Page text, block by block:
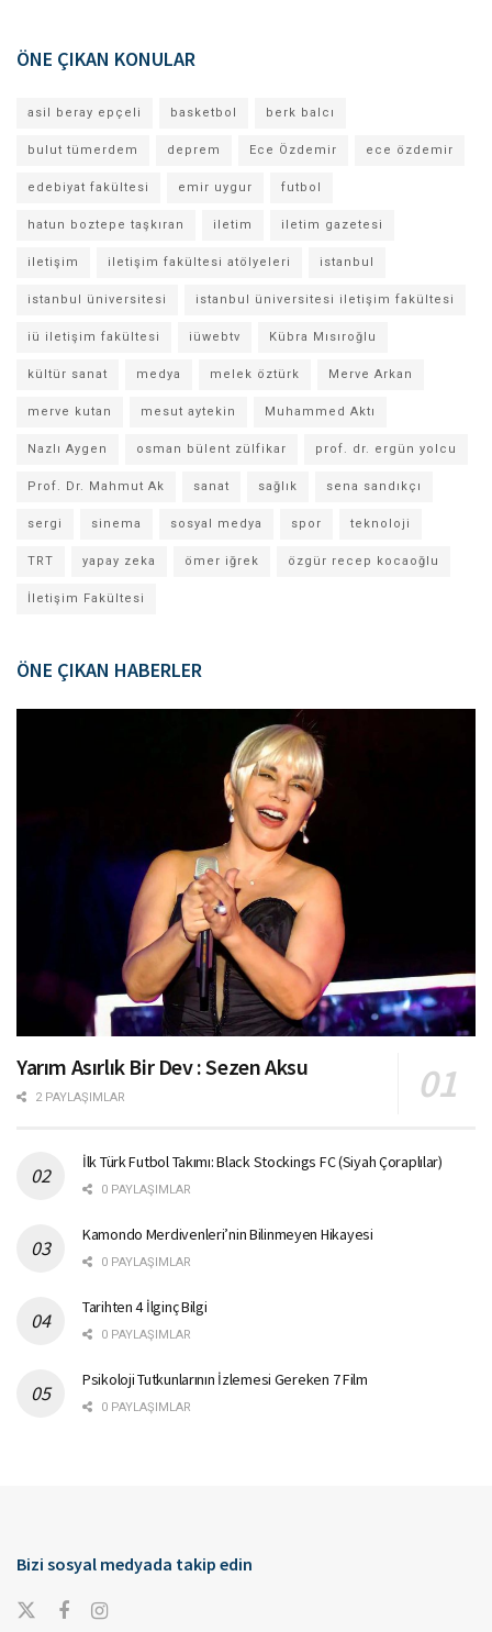
ÖNE ÇIKAN KONULAR
asil beray epçeli basketbol berk balcı
bulut tümerdem deprem Ece Özdemir ece özdemir
edebiyat fakültesi emir uygur futbol
hatun boztepe taşkıran iletim iletim gazetesi
iletişim iletişim fakültesi atölyeleri istanbul
istanbul üniversitesi istanbul üniversitesi iletişim fakültesi
iü iletişim fakültesi iüwebtv Kübra Mısıroğlu
kültür sanat medya melek öztürk Merve Arkan
merve kutan mesut aytekin Muhammed Aktı
Nazlı Aygen osman bülent zülfikar prof. dr. ergün yolcu
Prof. Dr. Mahmut Ak sanat sağlık sena sandıkçı
sergi sinema sosyal medya spor teknoloji
TRT yapay zeka ömer iğrek özgür recep kocaoğlu
İletişim Fakültesi
ÖNE ÇIKAN HABERLER
Yarım Asırlık Bir Dev : Sezen Aksu
2 PAYLAŞIMLAR
İlk Türk Futbol Takımı: Black Stockings FC (Siyah Çoraplılar)
0 PAYLAŞIMLAR
Kamondo Merdivenleri’nin Bilinmeyen Hikayesi
0 PAYLAŞIMLAR
Tarihten 4 İlginç Bilgi
0 PAYLAŞIMLAR
Psikoloji Tutkunlarının İzlemesi Gereken 7 Film
0 PAYLAŞIMLAR
Bizi sosyal medyada takip edin